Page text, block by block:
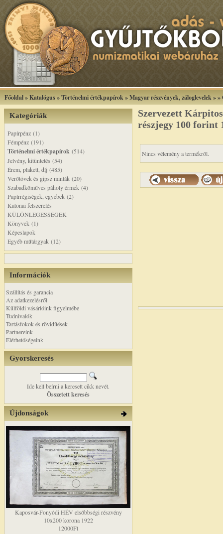
Főoldal»Katalógus»Történelmi értékpapírok»Magyar részvények, záloglevelek»»
Kategóriák
Papírpénz (1)
Fémpénz (191)
Történelmi értékpapírok (514)
Jelvény, kitüntetés (54)
Érem, plakett, díj (485)
Verőtövek és gipsz minták (20)
Szabadkőműves páholy érmek (4)
Papírrégiségek, egyebek (2)
Katonai felszerelés
KÜLÖNLEGESSÉGEK
Könyvek (1)
Képeslapok
Egyéb műtárgyak (12)
Információk
Szállítás és garancia
Az adatkezelésről
Külföldi vásárlóink figyelmébe
Tudnivalók
Tartásfokok és rövidítések
Partnereink
Elérhetőségeink
Gyorskeresés
Ide kell beírni a keresett cikk nevét.
Összetett keresés
Újdonságok
Kaposvár-Fonyódi HÉV elsőbbségi részvény
10x200 korona 1922
12000Ft
Szervezett
részjegy 100 forint
Nincs vélemény a termékről.